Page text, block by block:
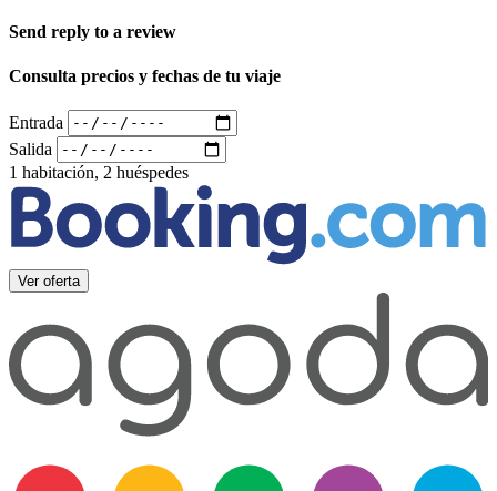
Send reply to a review
Consulta precios y fechas de tu viaje
Entrada
Salida
1 habitación, 2 huéspedes
Ver oferta